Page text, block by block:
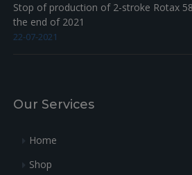
Stop of production of 2-stroke Rotax
the end of 2021
22-07-2021
Our Services
Home
Shop